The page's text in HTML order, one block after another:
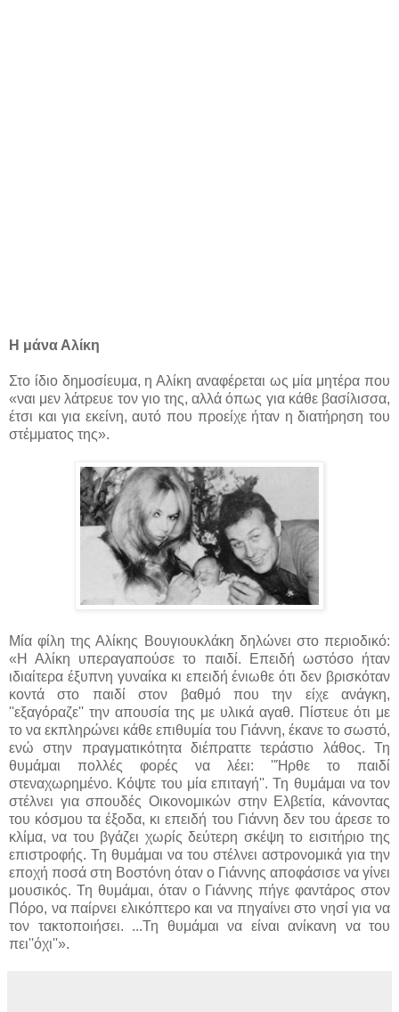
Η μάνα Αλίκη
Στο ίδιο δημοσίευμα, η Αλίκη αναφέρεται ως μία μητέρα που
«ναι μεν λάτρευε τον γιο της, αλλά όπως για κάθε βασίλισσα,
έτσι και για εκείνη, αυτό που προείχε ήταν η διατήρηση του
στέμματος της».
Μία φίλη της Αλίκης Βουγιουκλάκη δηλώνει στο περιοδικό:
«Η Αλίκη υπεραγαπούσε το παιδί. Επειδή ωστόσο ήταν
ιδιαίτερα έξυπνη γυναίκα κι επειδή ένιωθε ότι δεν βρισκόταν
κοντά στο παιδί στον βαθμό που την είχε ανάγκη,
''εξαγόραζε'' την απουσία της με υλικά αγαθ. Πίστευε ότι με
το να εκπληρώνει κάθε επιθυμία του Γιάννη, έκανε το σωστό,
ενώ στην πραγματικότητα διέπραττε τεράστιο λάθος. Τη
θυμάμαι πολλές φορές να λέει: ''Ήρθε το παιδί
στεναχωρημένο. Κόψτε του μία επιταγή''. Τη θυμάμαι να τον
στέλνει για σπουδές Οικονομικών στην Ελβετία, κάνοντας
του κόσμου τα έξοδα, κι επειδή του Γιάννη δεν του άρεσε το
κλίμα, να του βγάζει χωρίς δεύτερη σκέψη το εισιτήριο της
επιστροφής. Τη θυμάμαι να του στέλνει αστρονομικά για την
εποχή ποσά στη Βοστόνη όταν ο Γιάννης αποφάσισε να γίνει
μουσικός. Τη θυμάμαι, όταν ο Γιάννης πήγε φαντάρος στον
Πόρο, να παίρνει ελικόπτερο και να πηγαίνει στο νησί για να
τον τακτοποιήσει. ...Τη θυμάμαι να είναι ανίκανη να του
πει''όχι''».